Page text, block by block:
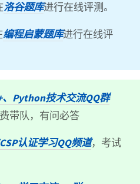
洛谷题库进行在线评测。
编程启蒙题库进行在线评
、Python技术交流QQ群
带队，有问必答
CSP认证学习QQ频道，考试